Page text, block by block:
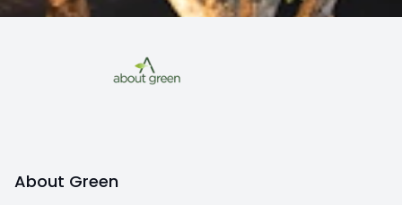
About Green